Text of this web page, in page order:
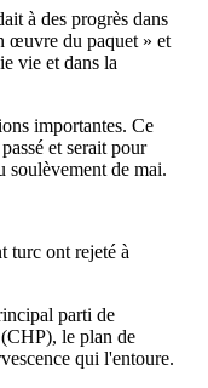
à des progrès dans
œuvre du paquet » et
vie et dans la
importantes. Ce
et serait pour
soulèvement de mai.
turc ont rejeté à
parti de
le plan de
qui l'entoure.